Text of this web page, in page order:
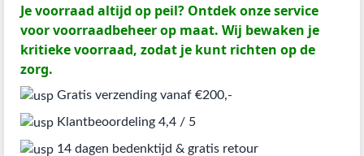
Je voorraad altijd op peil? Ontdek onze service
voor voorraadbeheer op maat. Wij bewaken je
kritieke voorraad, zodat je kunt richten op de
zorg.
Gratis verzending vanaf €200,-
Klantbeoordeling 4,4 / 5
14 dagen bedenktijd & gratis retour